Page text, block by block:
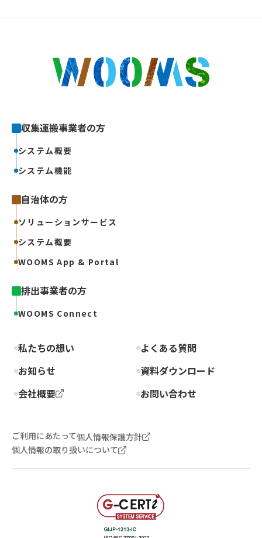
収集運搬事業者の方
システム概要
システム機能
自治体の方
ソリューションサービス
システム概要
WOOMS App & Portal
排出事業者の方
WOOMS Connect
私たちの想い
よくある質問
お知らせ
資料ダウンロード
お問い合わせ
会社概要
ご利用にあたって個人情報保護方針
個人情報の取り扱いについて